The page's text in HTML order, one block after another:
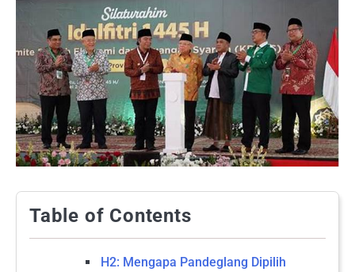
Table of Contents
H2: Mengapa Pandeglang Dipilih